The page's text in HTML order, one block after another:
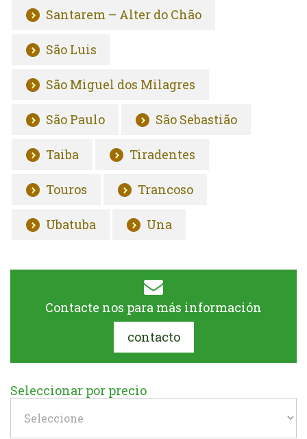
Santarem – Alter do Chão
São Luis
São Miguel dos Milagres
São Paulo São Sebastião
Taiba Tiradentes
Touros Trancoso
Ubatuba Una
Contacte nos para más información
contacto
Seleccionar por precio